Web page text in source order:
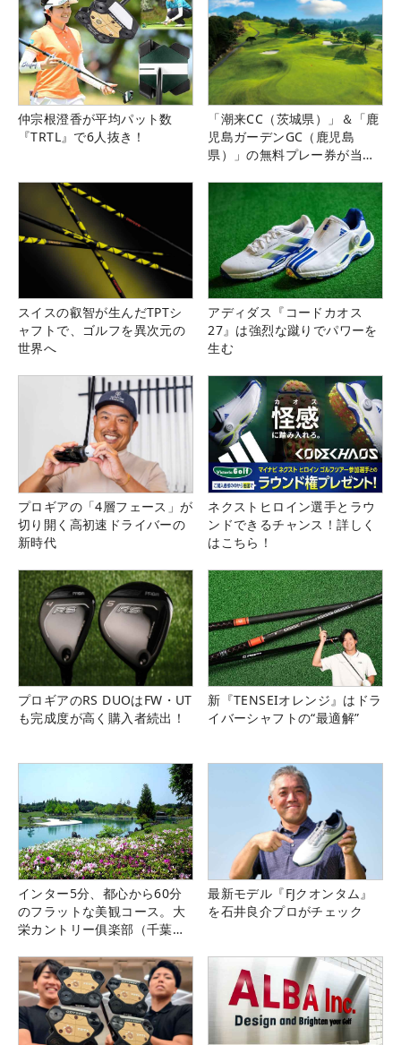
仲宗根澄香が平均パット数
『TRTL』で6人抜き！
「潮来CC（茨城県）」＆「鹿
児島ガーデンGC（鹿児島
県）」の無料プレー券が当た
スイスの叡智が生んだTPTシ
ャフトで、ゴルフを異次元の
世界へ
アディダス『コードカオス
27』は強烈な蹴りでパワーを
生む
プロギアの「4層フェース」が
切り開く高初速ドライバーの
新時代
ネクストヒロイン選手とラウ
ンドできるチャンス！詳しく
はこちら！
プロギアのRS DUOはFW・UT
も完成度が高く購入者続出！
新『TENSEIオレンジ』はドラ
イバーシャフトの“最適解”
インター5分、都心から60分
のフラットな美観コース。大
栄カントリー俱楽部（千葉
最新モデル『FJクオンタム』
を石井良介プロがチェック